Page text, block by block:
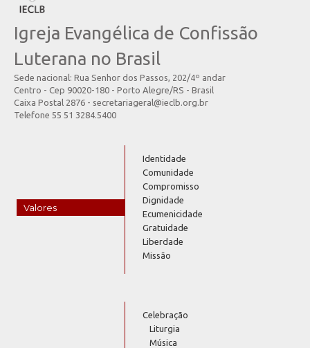
Igreja Evangélica de Confissão
Luterana no Brasil
Sede nacional: Rua Senhor dos Passos, 202/4º andar
Centro - Cep 90020-180 - Porto Alegre/RS - Brasil
Caixa Postal 2876 - secretariageral@ieclb.org.br
Telefone 55 51 3284.5400
Valores
Identidade
Comunidade
Compromisso
Dignidade
Ecumenicidade
Gratuidade
Liberdade
Missão
Celebração
Liturgia
Música